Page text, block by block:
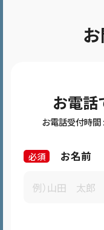
お電話
お電話受付時
お名前